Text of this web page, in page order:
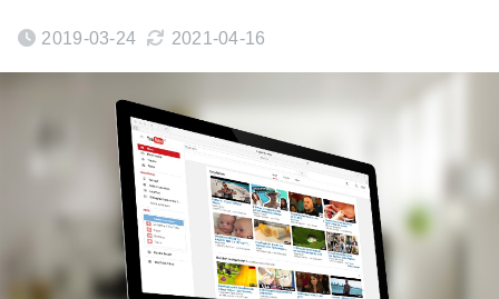
2019-03-24 2021-04-16